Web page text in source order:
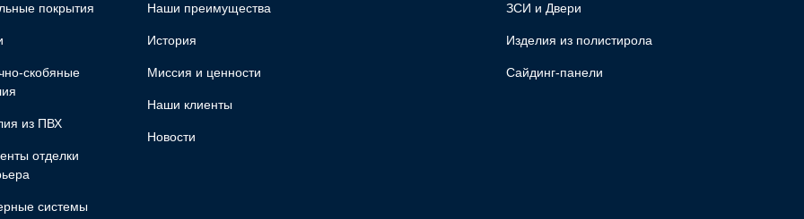
покрытия
скобяные
из ПВХ
отделки
системы
Наши преимущества
История
Миссия и ценности
Наши клиенты
Новости
ЗСИ и Двери
Изделия из полистирола
Сайдинг-панели